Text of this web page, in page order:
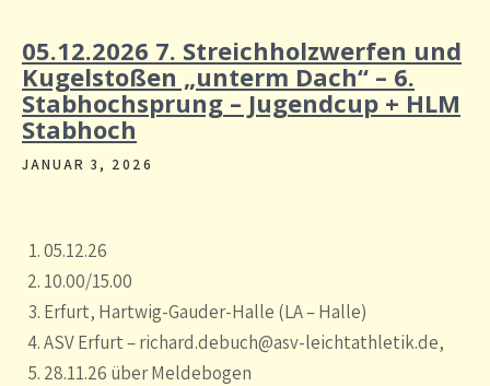
05.12.2026 7. Streichholzwerfen und
Kugelstoßen „unterm Dach“ – 6.
Stabhochsprung – Jugendcup + HLM
Stabhoch
JANUAR 3, 2026
05.12.26
10.00/15.00
Erfurt, Hartwig-Gauder-Halle (LA – Halle)
ASV Erfurt – richard.debuch@asv-leichtathletik.de,
28.11.26 über Meldebogen